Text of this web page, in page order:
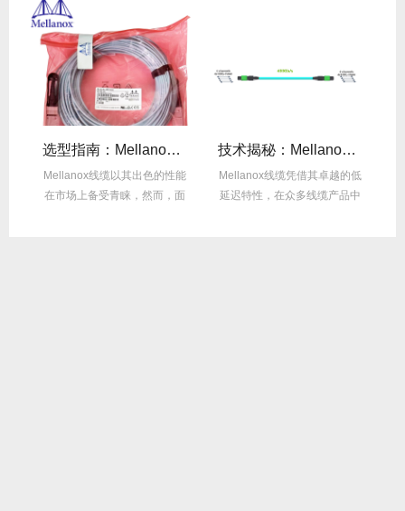
选型指南：Mellanox线缆带宽怎么选？看完这篇不纠结！
Mellanox线缆以其出色的性能
在市场上备受青睐，然而，面
技术揭秘：Mellanox线缆低延迟背后的“信号优化”黑科技！
Mellanox线缆凭借其卓越的低
延迟特性，在众多线缆产品中